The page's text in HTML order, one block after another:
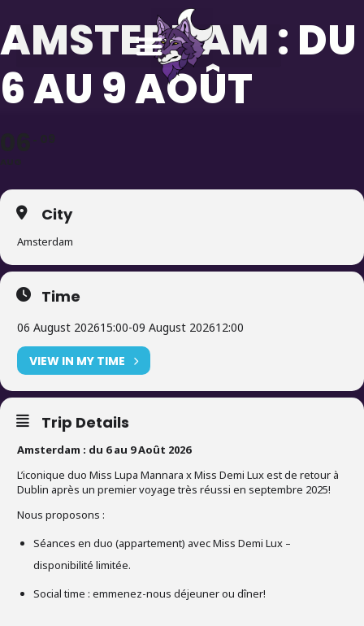
Aller
au
contenu
AMSTERDAM : DU
6 AU 9 AOÛT
City
Amsterdam
Time
06 August 202615:00-09 August 202612:00
VIEW IN MY TIME
Trip Details
Amsterdam : du 6 au 9 Août 2026
L’iconique duo Miss Lupa Mannara x Miss Demi Lux est de retour à
Dublin après un premier voyage très réussi en septembre 2025!
Nous proposons :
Séances en duo (appartement) avec Miss Demi Lux –
disponibilité limitée.
Social time : emmenez-nous déjeuner ou dîner!